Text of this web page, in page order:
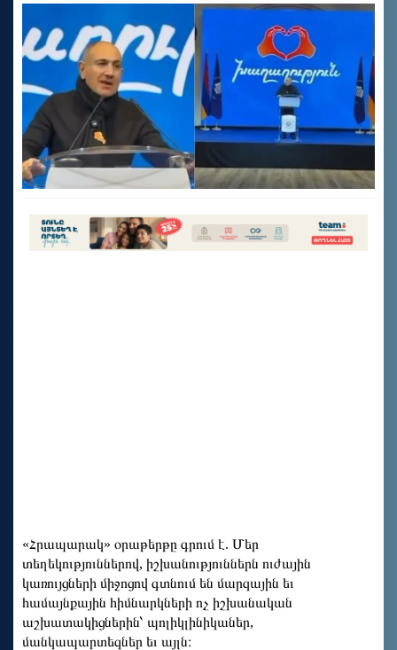
«Հրապարակ» օրաթերթը գրում է. Մեր
տեղեկություններով, իշխանություններն ուժային
կառույցների միջոցով գտնում են մարզային եւ
համայնքային հիմնարկների ոչ իշխանական
աշխատակիցներին՝ պոլիկլինիկաներ,
մանկապարտեզներ եւ այլն։